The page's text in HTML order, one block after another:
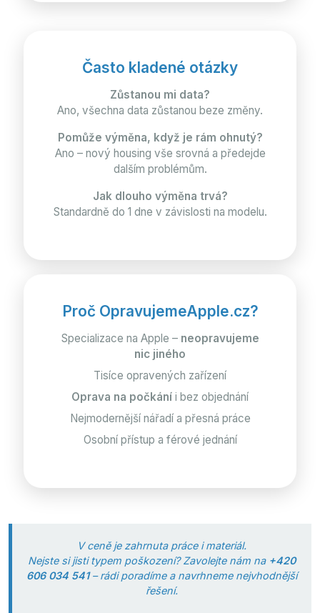
Často kladené otázky
Zůstanou mi data?
Ano, všechna data zůstanou beze změny.
Pomůže výměna, když je rám ohnutý?
Ano – nový housing vše srovná a předejde
dalším problémům.
Jak dlouho výměna trvá?
Standardně do 1 dne v závislosti na modelu.
Proč OpravujemeApple.cz?
Specializace na Apple – neopravujeme
nic jiného
Tisíce opravených zařízení
Oprava na počkání i bez objednání
Nejmodernější nářadí a přesná práce
Osobní přístup a férové jednání
V ceně je zahrnuta práce i materiál.
Nejste si jisti typem poškození? Zavolejte nám na +420
606 034 541– rádi poradíme a navrhneme nejvhodnější
řešení.